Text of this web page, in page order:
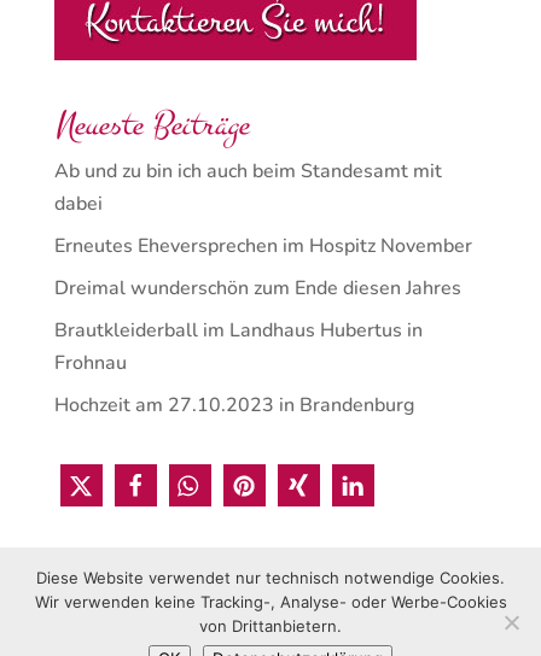
Neueste Beiträge
Ab und zu bin ich auch beim Standesamt mit
dabei
Erneutes Eheversprechen im Hospitz November
Dreimal wunderschön zum Ende diesen Jahres
Brautkleiderball im Landhaus Hubertus in
Frohnau
Hochzeit am 27.10.2023 in Brandenburg
Diese Website verwendet nur technisch notwendige Cookies.
Wir verwenden keine Tracking-, Analyse- oder Werbe-Cookies
von Drittanbietern.